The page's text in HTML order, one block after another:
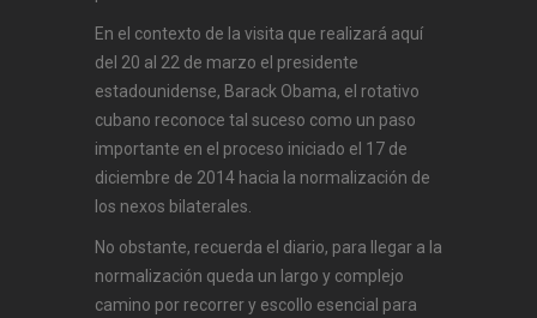
En el contexto de la visita que realizará aquí
del 20 al 22 de marzo el presidente
estadounidense, Barack Obama, el rotativo
cubano reconoce tal suceso como un paso
importante en el proceso iniciado el 17 de
diciembre de 2014 hacia la normalización de
los nexos bilaterales.
No obstante, recuerda el diario, para llegar a la
normalización queda un largo y complejo
camino por recorrer y escollo esencial para